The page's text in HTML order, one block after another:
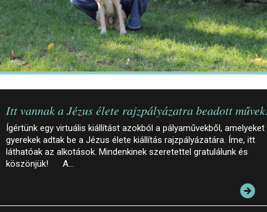
Itt vannak a Jézus élete rajzpályázatra beadott
Ígértünk egy virtuális kiállítást azokból a pályaművekből, amelyeket
gyerekek adtak be a Jézus élete kiállítás rajzpályázatára. Íme, itt
láthatóak az alkotások. Mindenkinek szeretettel gratulálunk és
köszönjük! A…